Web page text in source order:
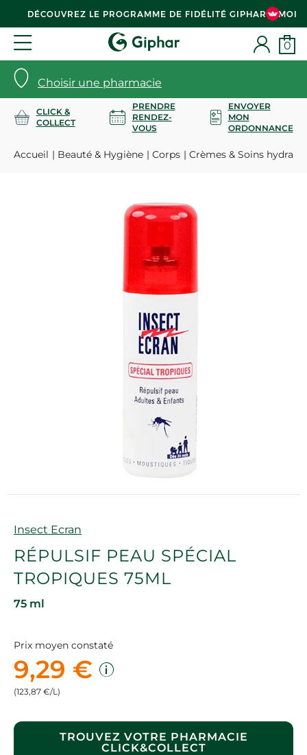
DÉCOUVREZ LE PROGRAMME DE FIDÉLITÉ GIPHAR & MOI
Choisir une pharmacie
0
CLICK &
COLLECT
PRENDRE
RENDEZ-
VOUS
ENVOYER
MON
ORDONNANCE
Accueil Beauté & Hygiène Corps Crèmes & Soins
Marque
Insect Ecran
RÉPULSIF PEAU SPÉCIAL
TROPIQUES 75ML
75 ml
Prix moyen constaté
9,29 €
(123,87 €/L)
TROUVEZ VOTRE PHARMACIE
CLICK&COLLECT